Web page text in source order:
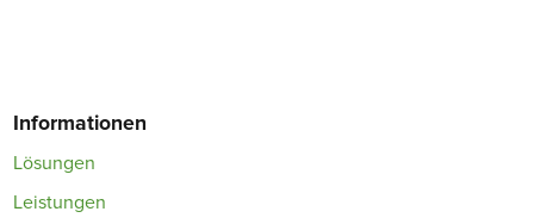
Informationen
Lösungen
Leistungen